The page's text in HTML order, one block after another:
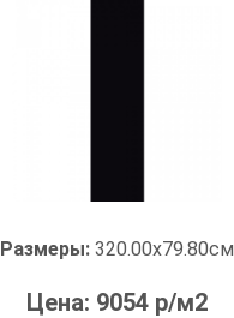
Размеры: 320.00x79.80см
Цена: 9054р/м2